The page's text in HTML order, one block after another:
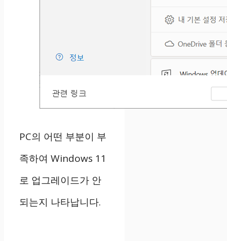
PC의 어떤 부분이 부
족하여 Windows 11
로 업그레이드가 안
되는지 나타납니다.